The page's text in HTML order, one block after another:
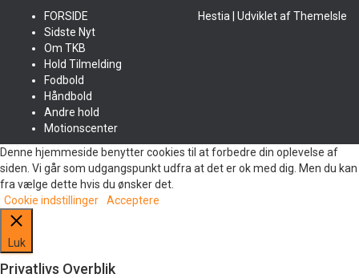
FORSIDE
Sidste Nyt
Om TKB
Hold Tilmelding
Fodbold
Håndbold
Andre hold
Motionscenter
Hestia | Udviklet afThemeIsle
Denne hjemmeside benytter cookies til at forbedre din oplevelse af
siden. Vi går som udgangspunkt udfra at det er ok med dig. Men du kan
fra vælge dette hvis du ønsker det.
Cookie indstillinger
Acceptere
Luk
Privatlivs Overblik